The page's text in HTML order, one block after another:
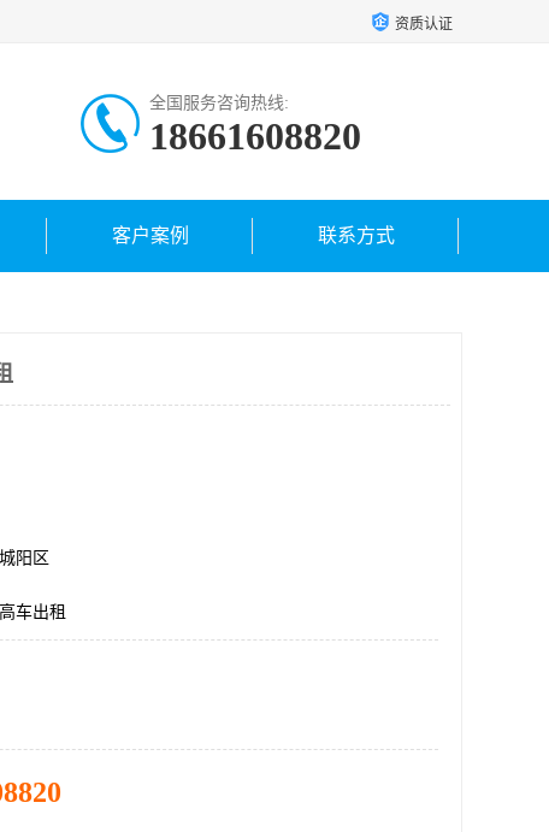
资质认证
全国服务咨询热线:
18661608820
客户案例 联系方式
阳区
车出租